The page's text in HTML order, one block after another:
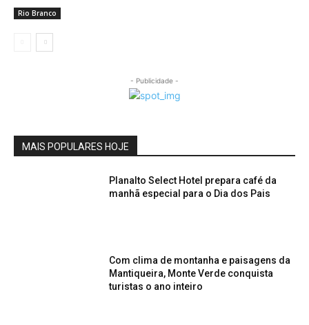
Rio Branco
- Publicidade -
MAIS POPULARES HOJE
Planalto Select Hotel prepara café da
manhã especial para o Dia dos Pais
Com clima de montanha e paisagens da
Mantiqueira, Monte Verde conquista
turistas o ano inteiro